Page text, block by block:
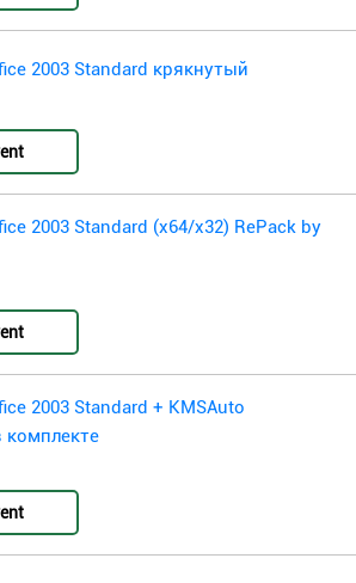
2003 Standard крякнутый
2003 Standard (x64/x32) RePack by
2003 Standard + KMSAuto
комплекте